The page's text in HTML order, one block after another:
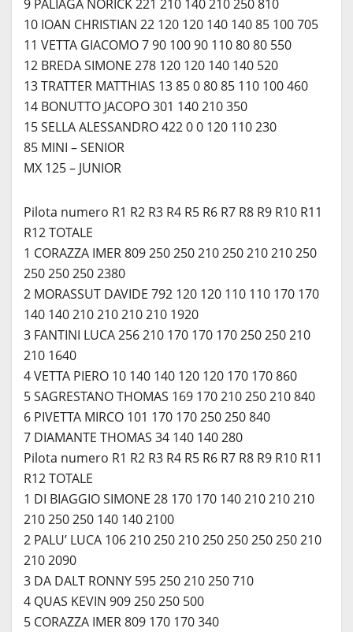
9 PALIAGA NORICK 221 210 140 210 250 810
10 IOAN CHRISTIAN 22 120 120 140 140 85 100 705
11 VETTA GIACOMO 7 90 100 90 110 80 80 550
12 BREDA SIMONE 278 120 120 140 140 520
13 TRATTER MATTHIAS 13 85 0 80 85 110 100 460
14 BONUTTO JACOPO 301 140 210 350
15 SELLA ALESSANDRO 422 0 0 120 110 230
85 MINI – SENIOR
MX 125 – JUNIOR
Pilota numero R1 R2 R3 R4 R5 R6 R7 R8 R9 R10 R11
R12 TOTALE
1 CORAZZA IMER 809 250 250 210 250 210 210 250
250 250 250 2380
2 MORASSUT DAVIDE 792 120 120 110 110 170 170
140 140 210 210 210 210 1920
3 FANTINI LUCA 256 210 170 170 170 250 250 210
210 1640
4 VETTA PIERO 10 140 140 120 120 170 170 860
5 SAGRESTANO THOMAS 169 170 210 250 210 840
6 PIVETTA MIRCO 101 170 170 250 250 840
7 DIAMANTE THOMAS 34 140 140 280
Pilota numero R1 R2 R3 R4 R5 R6 R7 R8 R9 R10 R11
R12 TOTALE
1 DI BIAGGIO SIMONE 28 170 170 140 210 210 210
210 250 250 140 140 2100
2 PALU’ LUCA 106 210 250 210 250 250 250 250 210
210 2090
3 DA DALT RONNY 595 250 210 250 710
4 QUAS KEVIN 909 250 250 500
5 CORAZZA IMER 809 170 170 340